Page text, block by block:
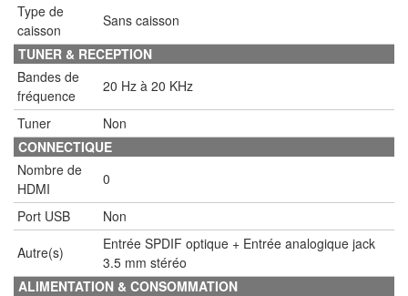
Type de
caisson
Sans caisson
TUNER & RECEPTION
Bandes de
fréquence
20 Hz à 20 KHz
Tuner
Non
CONNECTIQUE
Nombre de
HDMI
0
Port USB
Non
Autre(s)
Entrée SPDIF optique + Entrée analogique jack
3.5 mm stéréo
ALIMENTATION & CONSOMMATION